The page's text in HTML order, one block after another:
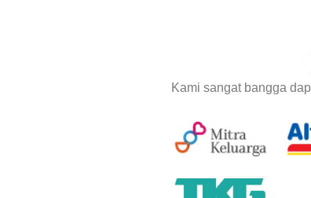
Kami sangat bangga